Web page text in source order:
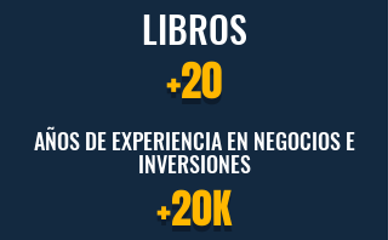
LIBROS
+20
AÑOS DE EXPERIENCIA EN NEGOCIOS E
INVERSIONES
+20K